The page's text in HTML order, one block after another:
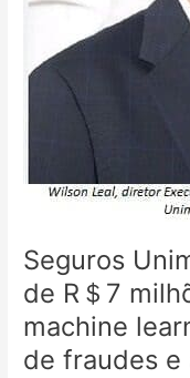
Seguros
de R＄7
machine
de fraudes e
machine
learning
identificação
fraudes